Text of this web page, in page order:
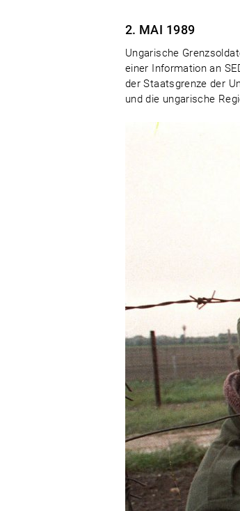
2. MAI 1989
Ungarische
einer Information an
der Staatsgrenze der
und die ungarische